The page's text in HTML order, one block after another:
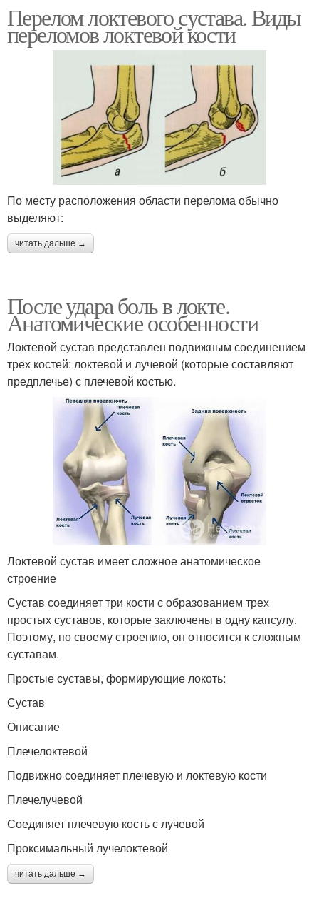
Перелом локтевого сустава. Виды
переломов локтевой кости
По месту расположения области перелома обычно
выделяют:
читать дальше →
После удара боль в локте.
Анатомические особенности
Локтевой сустав представлен подвижным соединением
трех костей: локтевой и лучевой (которые составляют
предплечье) с плечевой костью.
Локтевой сустав имеет сложное анатомическое
строение
Сустав соединяет три кости с образованием трех
простых суставов, которые заключены в одну капсулу.
Поэтому, по своему строению, он относится к сложным
суставам.
Простые суставы, формирующие локоть:
Сустав
Описание
Плечелоктевой
Подвижно соединяет плечевую и локтевую кости
Плечелучевой
Соединяет плечевую кость с лучевой
Проксимальный лучелоктевой
читать дальше →